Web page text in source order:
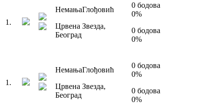
1 .
НемањаГлођовић
Црвена Звезда,
Београд
0 бодова
0%
0 бодова
0%
1 .
НемањаГлођовић
Црвена Звезда,
Београд
0 бодова
0%
0 бодова
0%